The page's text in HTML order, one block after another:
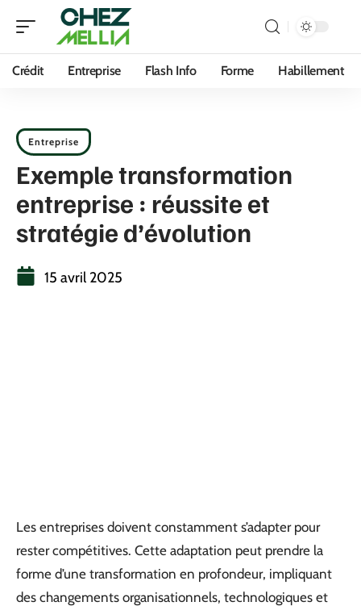
Crédit Entreprise Flash Info Forme Habillement
Entreprise
Exemple transformation
entreprise : réussite et
stratégie d’évolution
15 avril 2025
Les entreprises doivent constamment s’adapter pour
rester compétitives. Cette adaptation peut prendre la
forme d’une transformation en profondeur, impliquant
des changements organisationnels, technologiques et